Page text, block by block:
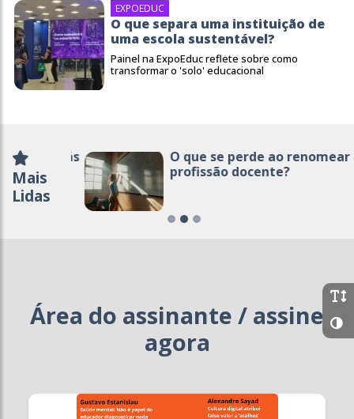
EXPOEDUC
O que separa uma instituição de
uma escola sustentável?
Painel na ExpoEduc reflete sobre como
transformar o 'solo' educacional
Mais
Lidas
O que se perde ao renomear a
profissão docente?
Área do assinante / assine
agora